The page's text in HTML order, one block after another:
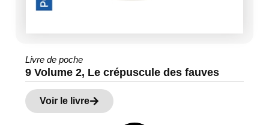
Livre de poche
9 Volume 2, Le crépuscule des fauves
Voir le livre